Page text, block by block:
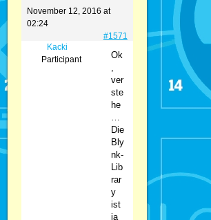
November 12, 2016 at
02:24
#1571
Kacki
Participant
Ok
,
ver
ste
he
…
Die
Bly
nk-
Lib
rar
y
ist
ja